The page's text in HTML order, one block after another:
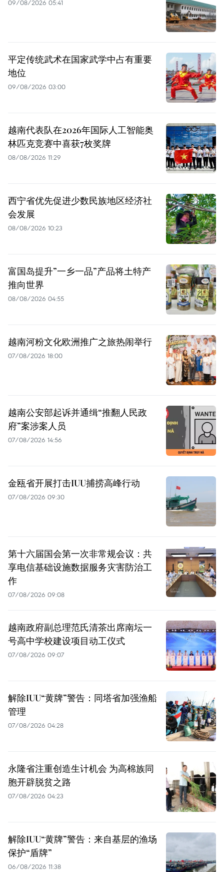
09/08/2026 05:41
平定传统武术在国家武学中占有重要
地位
09/08/2026 03:00
越南代表队在2026年国际人工智能奥
林匹克竞赛中喜获7枚奖牌
08/08/2026 11:29
西宁省优先促进少数民族地区经济社
会发展
08/08/2026 10:23
富国岛提升”一乡一品”产品将土特产
推向世界
08/08/2026 04:55
越南河粉文化欧洲推广之旅热闹举行
07/08/2026 18:00
越南公安部起诉并通缉“推翻人民政
府”案涉案人员
07/08/2026 14:56
金瓯省开展打击IUU捕捞高峰行动
07/08/2026 09:30
第十六届国会第一次非常规会议：共
享电信基础设施数据服务灾害防治工
作
07/08/2026 09:08
越南政府副总理范氏清茶出席南坛一
号高中学校建设项目动工仪式
07/08/2026 09:07
解除IUU“黄牌”警告：同塔省加强渔船
管理
07/08/2026 04:28
永隆省注重创造生计机会 为高棉族同
胞开辟脱贫之路
07/08/2026 04:23
解除IUU“黄牌”警告：来自基层的渔场
保护“盾牌”
06/08/2026 11:38